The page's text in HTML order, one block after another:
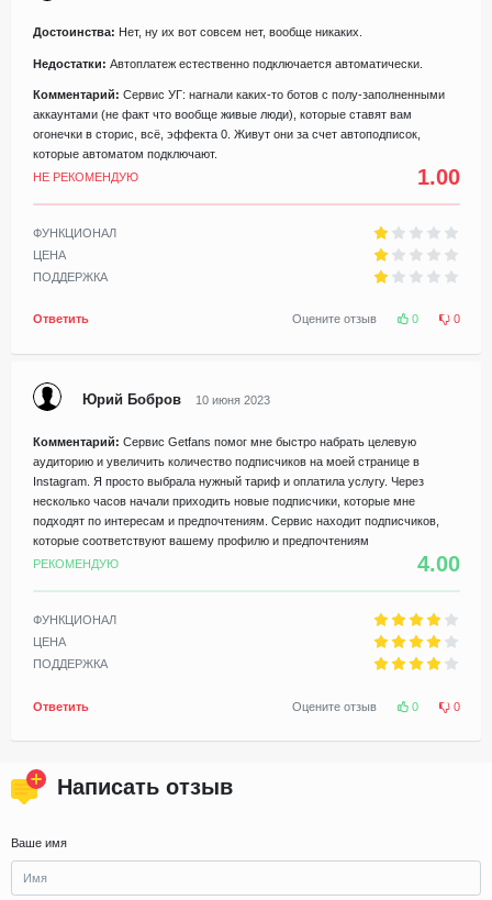
Достоинства: Нет, ну их вот совсем нет, вообще никаких.
Недостатки: Автоплатеж естественно подключается автоматически.
Комментарий: Сервис УГ: нагнали каких-то ботов с полу-заполненными
аккаунтами (не факт что вообще живые люди), которые ставят вам
огонечки в сторис, всё, эффекта 0. Живут они за счет автоподписок,
которые автоматом подключают.
НЕ РЕКОМЕНДУЮ
1.00
ФУНКЦИОНАЛ
ЦЕНА
ПОДДЕРЖКА
Ответить Оцените отзыв 0 0
Юрий Бобров 10 июня 2023
Комментарий: Сервис Getfans помог мне быстро набрать целевую
аудиторию и увеличить количество подписчиков на моей странице в
Instagram. Я просто выбрала нужный тариф и оплатила услугу. Через
несколько часов начали приходить новые подписчики, которые мне
подходят по интересам и предпочтениям. Сервис находит подписчиков,
которые соответствуют вашему профилю и предпочтениям
РЕКОМЕНДУЮ
4.00
ФУНКЦИОНАЛ
ЦЕНА
ПОДДЕРЖКА
Ответить Оцените отзыв 0 0
Написать отзыв
Ваше имя